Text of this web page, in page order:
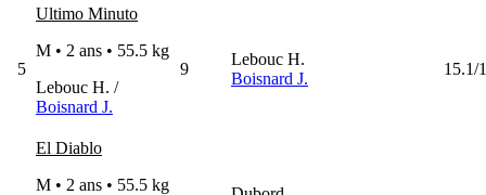
5
Ultimo Minuto
M • 2 ans • 55.5 kg
Lebouc H. /
Boisnard J.
9
Lebouc H.
Boisnard J.
15.1/1
El Diablo
M • 2 ans • 55.5 kg